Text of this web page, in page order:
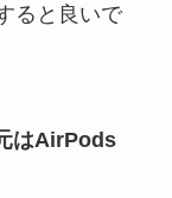
ると良いで
はAirPods